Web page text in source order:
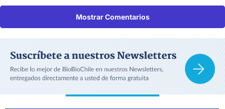
Mostrar Comentarios